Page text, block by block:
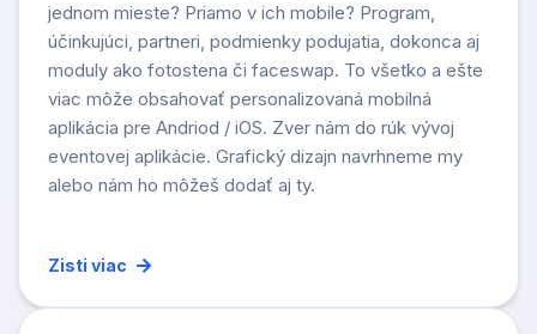
jednom mieste? Priamo v ich mobile? Program,
účinkujúci, partneri, podmienky podujatia, dokonca aj
moduly ako fotostena či faceswap. To všetko a ešte
viac môže obsahovať personalizovaná mobilná
aplikácia pre Andriod / iOS. Zver nám do rúk vývoj
eventovej aplikácie. Grafický dizajn navrhneme my
alebo nám ho môžeš dodať aj ty.
Zisti viac